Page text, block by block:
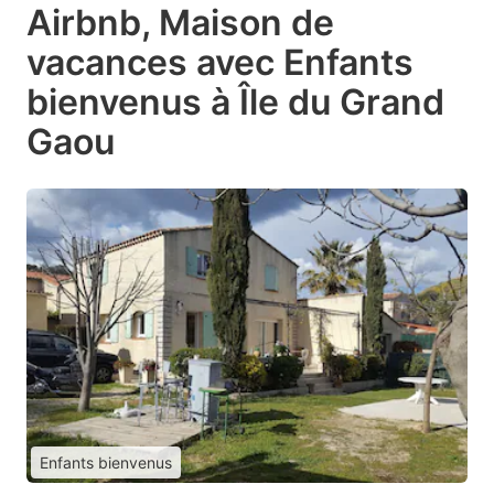
Airbnb, Maison de
vacances avec Enfants
bienvenus à Île du Grand
Gaou
Enfants bienvenus